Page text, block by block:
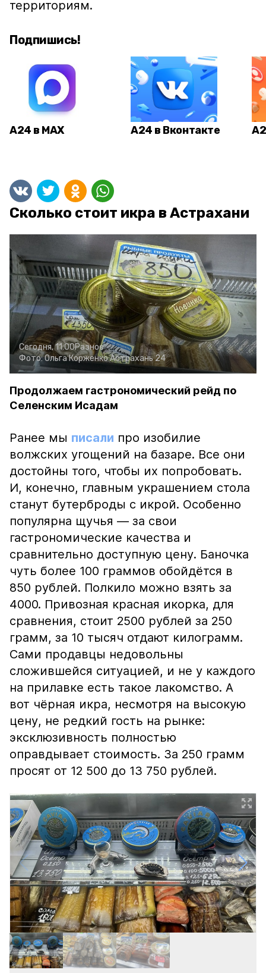
территориям.
Подпишись!
А24 в MAX А24 в Вконтакте
Сколько стоит икра в Астрахани
Сегодня, 11:00Разное
Фото:Ольга КорженкоАстрахань 24
Продолжаем гастрономический рейд по
Селенским Исадам
Ранее мы писали про изобилие
волжских угощений на базаре. Все они
достойны того, чтобы их попробовать.
И, конечно, главным украшением стола
станут бутерброды с икрой. Особенно
популярна щучья — за свои
гастрономические качества и
сравнительно доступную цену. Баночка
чуть более 100 граммов обойдётся в
850 рублей. Полкило можно взять за
4000. Привозная красная икорка, для
сравнения, стоит 2500 рублей за 250
грамм, за 10 тысяч отдают килограмм.
Сами продавцы недовольны
сложившейся ситуацией, и не у каждого
на прилавке есть такое лакомство. А
вот чёрная икра, несмотря на высокую
цену, не редкий гость на рынке:
эксклюзивность полностью
оправдывает стоимость. За 250 грамм
просят от 12 500 до 13 750 рублей.